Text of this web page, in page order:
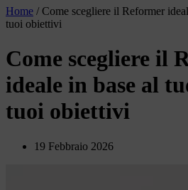
Home / Come scegliere il Reformer
tuoi obiettivi
Come scegliere il
ideale in base al
tuoi obiettivi
19 Febbraio 2026